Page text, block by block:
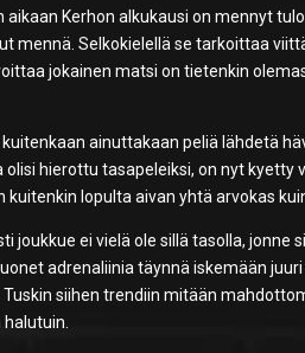
aikaan Kerhon alkukausi on mennyt
mennä. Selkokielellä se tarkoittaa
jokainen matsi on tietenkin
kuitenkaan ainuttakaan peliä lähdetä
olisi hierottu tasapeleiksi, on nyt
kuitenkin lopulta aivan yhtä arvokas
joukkue ei vielä ole sillä tasolla,
adrenaliinia täynnä iskemään
siihen trendiin mitään
halutuin.